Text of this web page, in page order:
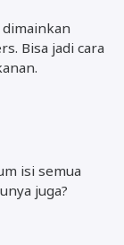
Bisa jadi cara
isi semua
juga?